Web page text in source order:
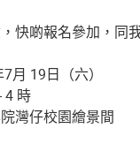
快啲報名參加，同
月 19日（六）
4 時
灣仔校園繪景間